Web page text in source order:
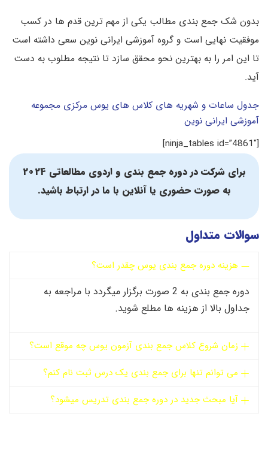
بدون شک جمع بندی مطالب یکی از مهم ترین قدم ها در کسب
موفقیت نهایی است و گروه آموزشی ایرانی نوین سعی داشته است
تا این امر را به بهترین نحو محقق سازد تا نتیجه مطلوب به دست
آید.
جدول ساعات و شهریه های کلاس های یوس مرکزی مجموعه
آموزشی ایرانی نوین
[ninja_tables id=”4861″]
برای شرکت در دوره جمع بندی و اردوی مطالعاتی 2024
به صورت حضوری یا آنلاین با ما در ارتباط باشید.
سوالات متداول
هزینه دوره جمع بندی یوس چقدر است؟
دوره جمع بندی به 2 صورت برگزار میگردد با مراجعه به
جداول بالا از هزینه ها مطلع شوید.
زمان شروع کلاس جمع بندی آزمون یوس چه موقع است؟
می توانم تنها برای جمع بندی یک درس ثبت نام کنم؟
آیا مبحث جدید در دوره جمع بندی تدریس میشود؟